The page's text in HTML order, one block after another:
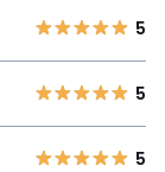
5
5
5